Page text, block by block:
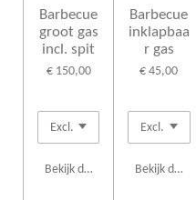
Barbecue
groot gas
incl. spit
€ 150,00
Bekijk details
Barbecue
inklapbaa
r gas
€ 45,00
Bekijk details